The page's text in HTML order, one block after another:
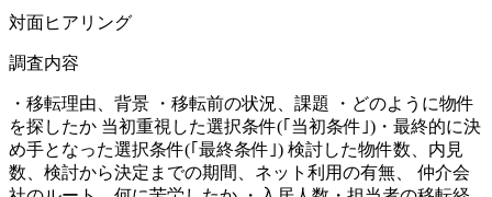
対面ヒアリング
調査内容
・移転理由、背景 ・移転前の状況、課題 ・どのように物件
を探したか 当初重視した選択条件(｢当初条件｣)・最終的に決
め手となった選択条件(｢最終条件｣) 検討した物件数、内見
数、検討から決定までの期間、ネット利用の有無、 仲介会